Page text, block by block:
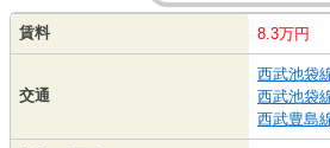
賃料 8.3万円
交通
西武池袋
西武池袋
西武豊島